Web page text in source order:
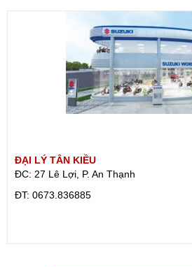
ĐẠI LÝ TÂN KIỀU
ĐC: 27 Lê Lợi, P. An Thạnh
ÐT: 0673.836885